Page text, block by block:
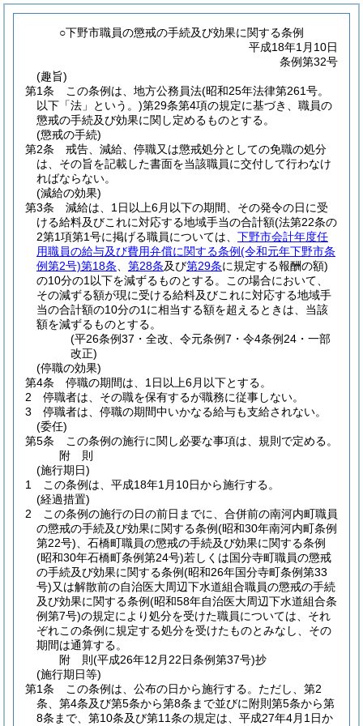
○下野市職員の懲戒の手続及び効果に関する条例
平成18年1月10日
条例第32号
(趣旨)
第1条
この条例は、地方公務員法(昭和25年法律第261号。
以下「法」という。)第29条第4項の規定に基づき、職員の
懲戒の手続及び効果に関し定めるものとする。
(懲戒の手続)
第2条
戒告、減給、停職又は懲戒処分としての免職の処分
は、その旨を記載した書面を当該職員に交付して行わなけ
ればならない。
(減給の効果)
第3条
減給は、1日以上6月以下の期間、その発令の日に受
ける給料及びこれに対応する地域手当の合計額(法第22条の
2第1項第1号に掲げる職員については、 下野市会計年度任
用職員の給与及び費用弁償に関する条例(令和元年下野市条
例第2号)第18条 第28条及び第29条に規定する報酬の額)
の10分の1以下を減ずるものとする。
この場合において、
その減ずる額が現に受ける給料及びこれに対応する地域手
当の合計額の10分の1に相当する額を超えるときは、当該
額を減ずるものとする。
(平26条例37・全改、令元条例7・令4条例24・一部
改正)
(停職の効果)
第4条
停職の期間は、1日以上6月以下とする。
2
停職者は、その職を保有するが職務に従事しない。
3
停職者は、停職の期間中いかなる給与も支給されない。
(委任)
第5条
この条例の施行に関し必要な事項は、規則で定める。
附 則
(施行期日)
1
この条例は、平成18年1月10日から施行する。
(経過措置)
2
この条例の施行の日の前日までに、合併前の南河内町職員
の懲戒の手続及び効果に関する条例(昭和30年南河内町条例
第22号) 、石橋町職員の懲戒の手続及び効果に関する条例
(昭和30年石橋町条例第24号)若しくは国分寺町職員の懲戒
の手続及び効果に関する条例(昭和26年国分寺町条例第33
号)又は解散前の自治医大周辺下水道組合職員の懲戒の手続
及び効果に関する条例(昭和58年自治医大周辺下水道組合条
例第7号)の規定により処分を受けた職員については、それ
ぞれこの条例に規定する処分を受けたものとみなし、その
期間は通算する。
附 則(平成26年12月22日条例第37号)抄
(施行期日等)
第1条
この条例は、公布の日から施行する。 ただし、第2
条、第4条及び第5条から第8条まで並びに附則第5条から第
8条まで、第10条及び第11条の規定は、平成27年4月1日か